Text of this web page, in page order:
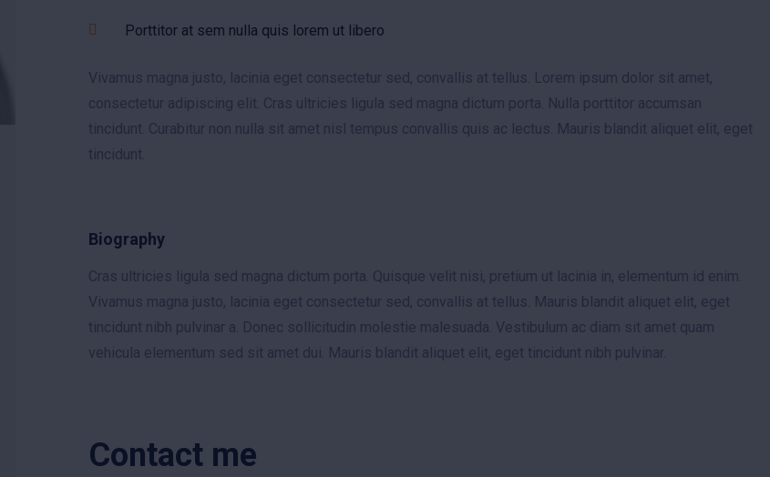
Porttitor at sem nulla quis lorem ut libero
Vivamus magna justo, lacinia eget consectetur sed, convallis at tellus. Lorem ipsum dolor sit amet,
consectetur adipiscing elit. Cras ultricies ligula sed magna dictum porta. Nulla porttitor accumsan
tincidunt. Curabitur non nulla sit amet nisl tempus convallis quis ac lectus. Mauris blandit aliquet elit, eget
tincidunt.
Biography
Cras ultricies ligula sed magna dictum porta. Quisque velit nisi, pretium ut lacinia in, elementum id enim.
Vivamus magna justo, lacinia eget consectetur sed, convallis at tellus. Mauris blandit aliquet elit, eget
tincidunt nibh pulvinar a. Donec sollicitudin molestie malesuada. Vestibulum ac diam sit amet quam
vehicula elementum sed sit amet dui. Mauris blandit aliquet elit, eget tincidunt nibh pulvinar.
Contact me